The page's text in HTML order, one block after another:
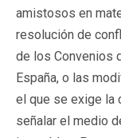
amistosos en
resolución de
de los Convenios
España, o las
el que se exige la
señalar el medio